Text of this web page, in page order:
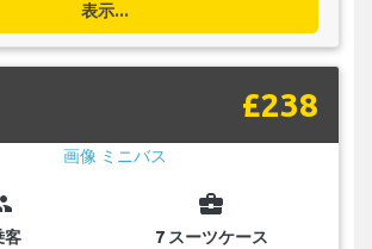
表示...
£238
客
business_center
7 スーツケース